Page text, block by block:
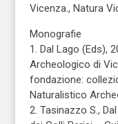
Vicenza., Natura
Monografie
1. Dal Lago (Eds),
Archeologico di
fondazione:
Naturalistico
2. Tasinazzo S.,